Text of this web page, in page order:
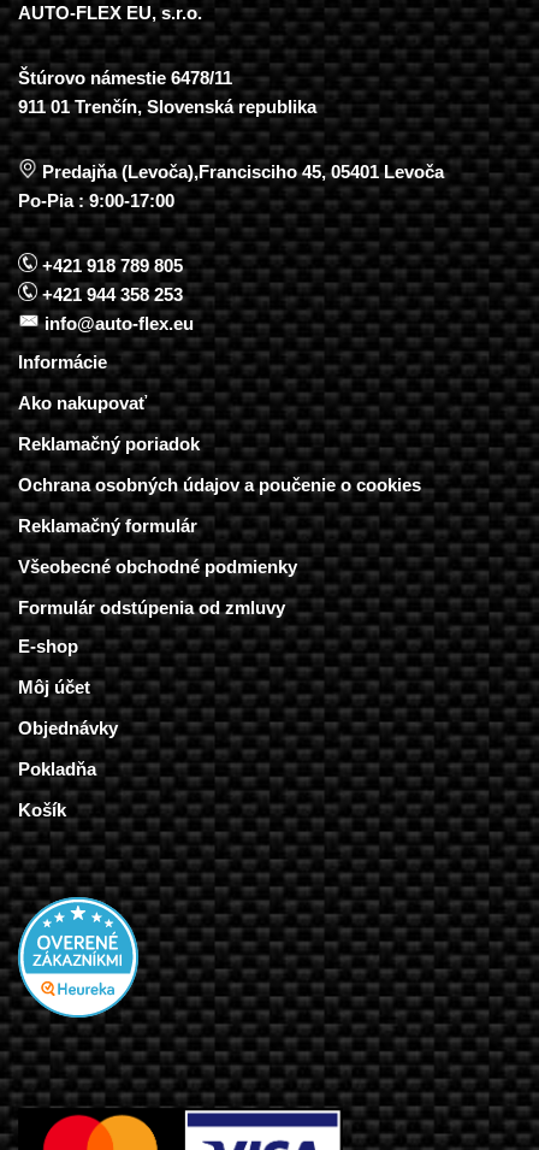
AUTO-FLEX EU, s.r.o.
Štúrovo námestie 6478/11
911 01 Trenčín, Slovenská republika
Predajňa (Levoča),Francisciho 45, 05401 Levoča
Po-Pia : 9:00-17:00
+421 918 789 805
+421 944 358 253
info@auto-flex.eu
Informácie
Ako nakupovať
Reklamačný poriadok
Ochrana osobných údajov a poučenie o cookies
Reklamačný formulár
Všeobecné obchodné podmienky
Formulár odstúpenia od zmluvy
E-shop
Môj účet
Objednávky
Pokladňa
Košík